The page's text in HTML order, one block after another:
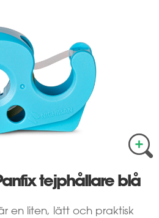
tejphållare blå
en liten, lätt och praktisk